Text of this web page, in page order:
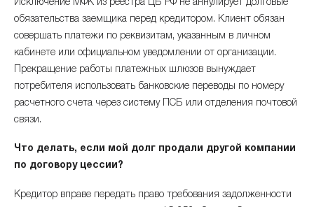
Исключение МФК из реестра ЦБ РФ не аннулирует долговые
обязательства заемщика перед кредитором. Клиент обязан
совершать платежи по реквизитам, указанным в личном
кабинете или официальном уведомлении от организации.
Прекращение работы платежных шлюзов вынуждает
потребителя использовать банковские переводы по номеру
расчетного счета через систему ПСБ или отделения почтовой
связи.
Что делать, если мой долг продали другой компании
по договору цессии?
Кредитор вправе передать право требования задолженности